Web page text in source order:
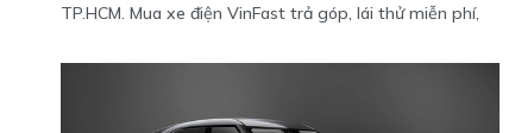
TP.HCM. Mua xe điện VinFast trả góp, lái thử miễn phí,